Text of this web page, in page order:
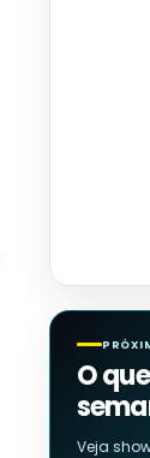
O
Veja